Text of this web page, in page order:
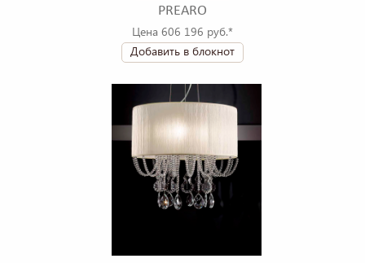
PREARO
Цена 606 196 руб.*
Добавить в блокнот